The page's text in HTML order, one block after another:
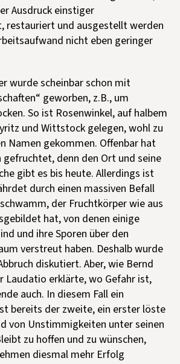
Ausdruck einstiger
restauriert und ausgestellt werden
nicht eben geringer
wurde scheinbar schon mit
geworben, z.B., um
So ist Rosenwinkel, auf halbem
und Wittstock gelegen, wohl zu
Namen gekommen. Offenbar hat
gefruchtet, denn den Ort und seine
gibt es bis heute. Allerdings ist
durch einen massiven Befall
der Fruchtkörper wie aus
hat, von denen einige
und ihre Sporen über den
verstreut haben. Deshalb wurde
diskutiert. Aber, wie Bernd
Laudatio erklärte, wo Gefahr ist,
auch. In diesem Fall ein
bereits der zweite, ein erster löste
von Unstimmigkeiten unter seinen
zu hoffen und zu wünschen,
diesmal mehr Erfolg